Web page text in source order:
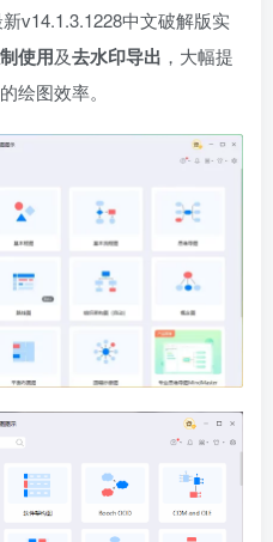
v14.1.3.1228中文破解版实
使用及去水印导出 ，大幅提
绘图效率。